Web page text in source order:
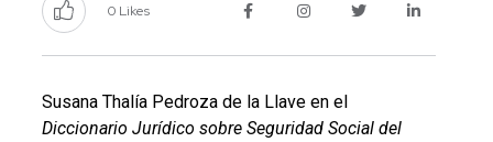
0 Likes
Susana Thalía Pedroza de la Llave en el
Diccionario Jurídico sobre Seguridad Social del